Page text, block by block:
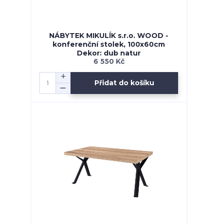
NÁBYTEK MIKULÍK s.r.o. WOOD -
konferenční stolek, 100x60cm
Dekor: dub natur
6 550 Kč
Přidat do košíku